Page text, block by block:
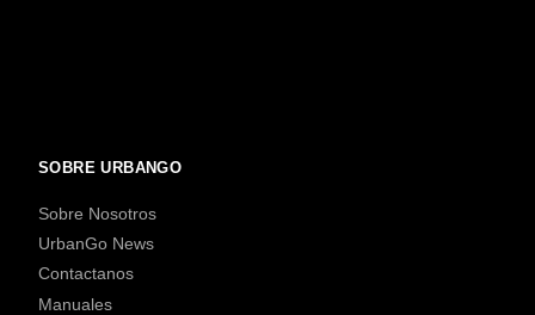
SOBRE URBANGO
Sobre Nosotros
UrbanGo News
Contactanos
Manuales